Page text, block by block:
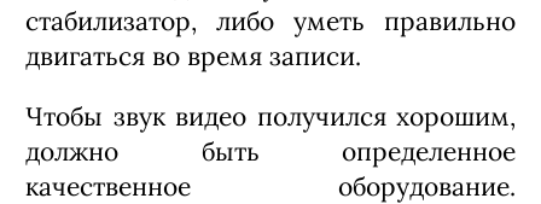
стабилизатор, либо уметь правильно
двигаться во время записи.
Чтобы звук видео получился хорошим,
должно быть определенное
качественное оборудование.